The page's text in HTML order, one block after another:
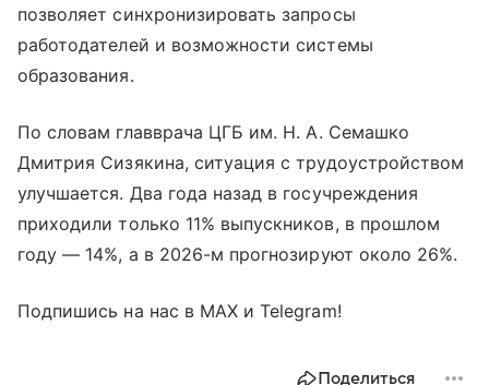
позволяет синхронизировать запросы
работодателей и возможности системы
образования.
По словам главврача ЦГБ им. Н. А. Семашко
Дмитрия Сизякина, ситуация с трудоустройством
улучшается. Два года назад в госучреждения
приходили только 11% выпускников, в прошлом
году — 14%, а в 2026-м прогнозируют около 26%.
Подпишись на нас в МАХ и Telegram!
Поделиться